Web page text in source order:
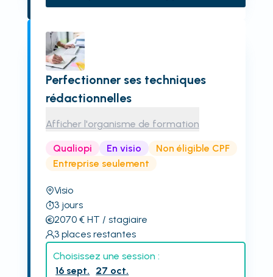
Perfectionner ses techniques
rédactionnelles
Afficher l'organisme de formation
Qualiopi En visio
Non éligible CPF
Entreprise seulement
Visio
3 jours
2070€ HT / stagiaire
3 places restantes
Choisissez une session :
16 sept.
27 oct.